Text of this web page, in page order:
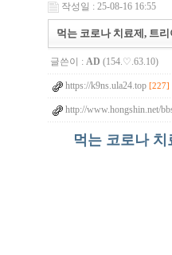
작성일 : 25-08-16 16:55
먹는 코로나 치료제, 트
글쓴이 : AD (154.♡.63.10)
https://k9ns.ula24.top [227]
http://www.hongshin.net/
먹는 코로나